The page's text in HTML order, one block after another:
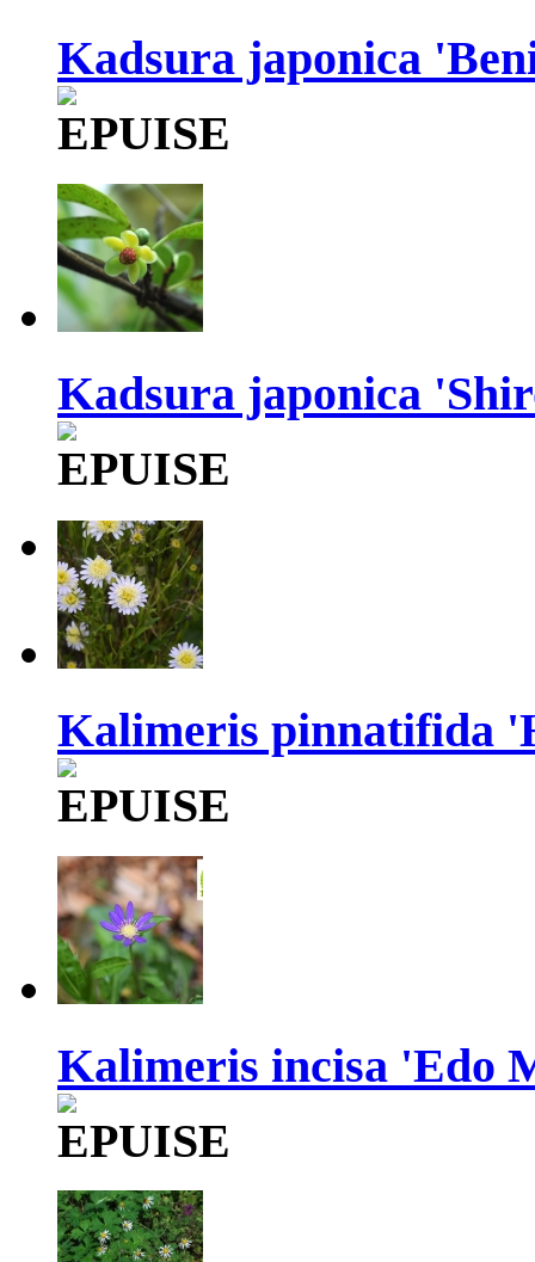
Kadsura japonica
Kadsura japonica
Kalimeris pinnatifida
Kalimeris incisa 'Edo